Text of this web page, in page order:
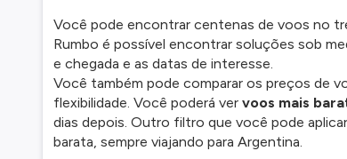
Você pode encontrar centenas de voos no
Rumbo é possível encontrar soluções sob
e chegada e as datas de interesse.
Você também pode comparar os preços de
flexibilidade. Você poderá ver voos mais
dias depois. Outro filtro que você pode
barata, sempre viajando para Argentina.